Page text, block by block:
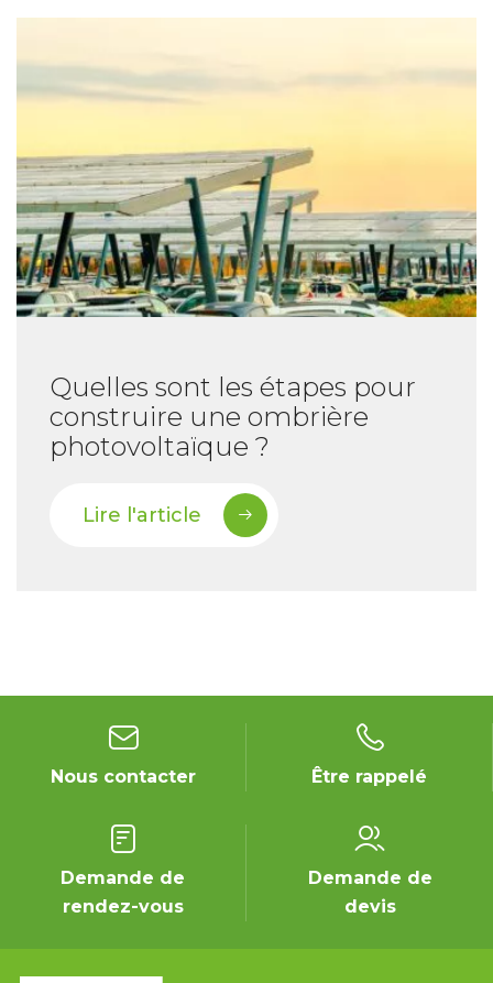
Quelles sont les étapes pour
construire une ombrière
photovoltaïque ?
Lire l'article
Nous contacter Être rappelé
Demande de
rendez-vous
Demande de
devis